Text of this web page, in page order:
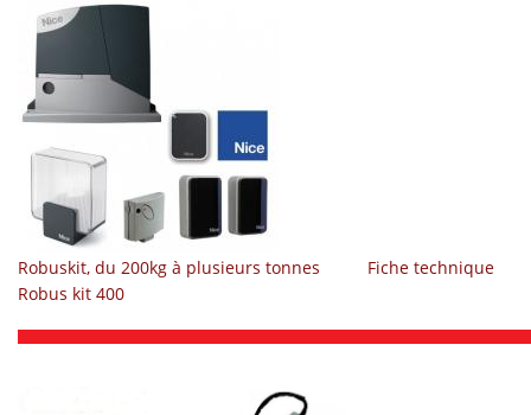
Robuskit, du 200kg à plusieurs tonnes
Fiche technique
Robus kit 400